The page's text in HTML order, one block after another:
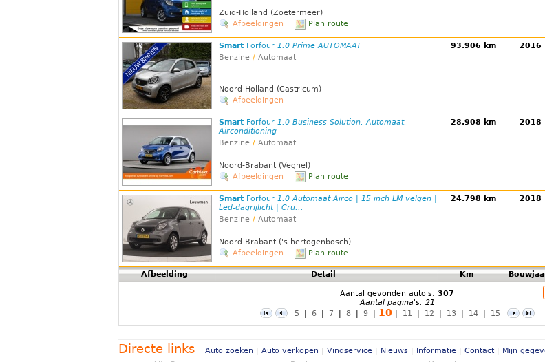
Zuid-Holland (Zoetermeer)
Afbeeldingen
Plan route
Smart Forfour 1.0 Prime AUTOMAAT
Benzine / Automaat
Noord-Holland (Castricum)
Afbeeldingen
93.906 km 2016
Smart Forfour 1.0 Business Solution, Automaat,
Airconditioning
Benzine / Automaat
Noord-Brabant (Veghel)
Afbeeldingen
Plan route
28.908 km 2018
Smart Forfour 1.0 Automaat Airco | 15 inch LM velgen |
Led-dagrijlicht | Cru...
Benzine / Automaat
Noord-Brabant ('s-hertogenbosch)
Afbeeldingen
Plan route
24.798 km 2018
Afbeelding Detail Km
Aantal gevonden auto's: 307
Aantal pagina's: 21
5
| 6 | 7 | 8 | 9 | 10 | 11 | 12 | 13 | 14 | 15
Directe links Auto zoeken | Auto verkopen | Vindservice | Nieuws | Informatie | Contact | Mijn